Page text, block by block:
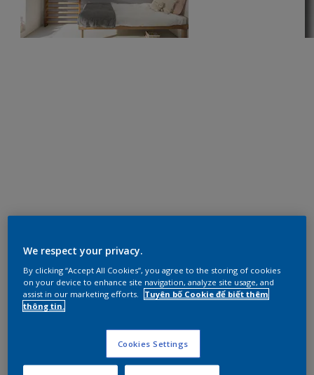
We respect your privacy.
By clicking “Accept All Cookies”, you agree to the storing of cookies
on your device to enhance site navigation, analyze site usage, and
assist in our marketing efforts.
Tuyên bố Cookie để biết thêm
thông tin.
Cookies Settings